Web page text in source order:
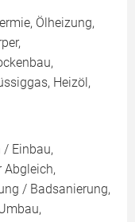
Ölheizung,
Heizöl,
/ Einbau,
Abgleich,
/ Badsanierung,